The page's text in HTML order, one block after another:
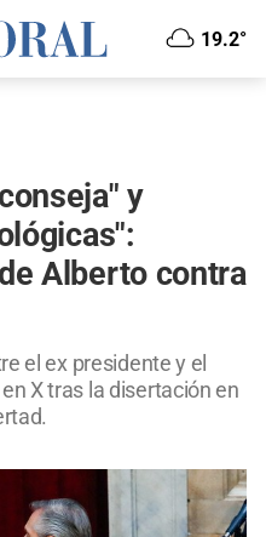
19.2°
y
Alberto contra
el ex presidente y el
X tras la disertación en